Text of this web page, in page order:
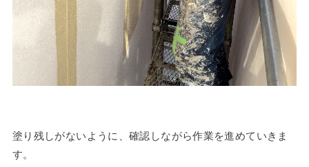
塗り残しがないように、確認しながら作業を進めていきま
す。